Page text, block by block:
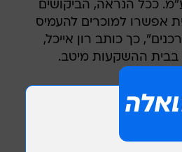
ככל הנראה, הביקושים
אפשרו למוכרים להעמיס
כך כותב רון אייכל,
בבית ההשקעות מיטב.
תחזית מדד המחירים
לצרכן לחודש יולי ל-1%. לאור עדכון התחזית ליולי,